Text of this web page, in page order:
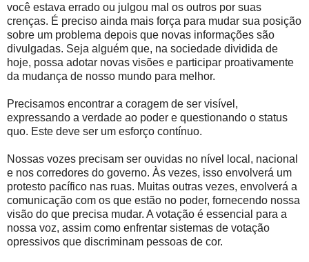
você estava errado ou julgou mal os outros por suas
crenças. É preciso ainda mais força para mudar sua posição
sobre um problema depois que novas informações são
divulgadas. Seja alguém que, na sociedade dividida de
hoje, possa adotar novas visões e participar proativamente
da mudança de nosso mundo para melhor.
Precisamos encontrar a coragem de ser visível,
expressando a verdade ao poder e questionando o status
quo. Este deve ser um esforço contínuo.
Nossas vozes precisam ser ouvidas no nível local, nacional
e nos corredores do governo. Às vezes, isso envolverá um
protesto pacífico nas ruas. Muitas outras vezes, envolverá a
comunicação com os que estão no poder, fornecendo nossa
visão do que precisa mudar. A votação é essencial para a
nossa voz, assim como enfrentar sistemas de votação
opressivos que discriminam pessoas de cor.